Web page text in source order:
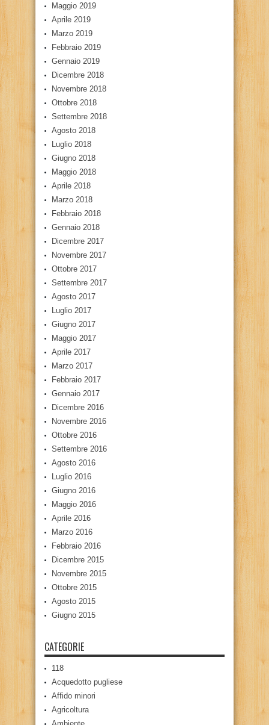
Maggio 2019
Aprile 2019
Marzo 2019
Febbraio 2019
Gennaio 2019
Dicembre 2018
Novembre 2018
Ottobre 2018
Settembre 2018
Agosto 2018
Luglio 2018
Giugno 2018
Maggio 2018
Aprile 2018
Marzo 2018
Febbraio 2018
Gennaio 2018
Dicembre 2017
Novembre 2017
Ottobre 2017
Settembre 2017
Agosto 2017
Luglio 2017
Giugno 2017
Maggio 2017
Aprile 2017
Marzo 2017
Febbraio 2017
Gennaio 2017
Dicembre 2016
Novembre 2016
Ottobre 2016
Settembre 2016
Agosto 2016
Luglio 2016
Giugno 2016
Maggio 2016
Aprile 2016
Marzo 2016
Febbraio 2016
Dicembre 2015
Novembre 2015
Ottobre 2015
Agosto 2015
Giugno 2015
CATEGORIE
118
Acquedotto pugliese
Affido minori
Agricoltura